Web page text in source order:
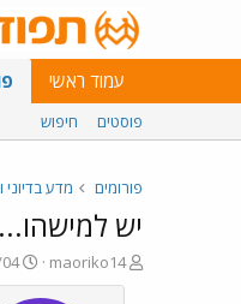
עמוד ראשי
פוסטים חיפוש
פורומים מדע בדיוני
יש
פ
ו
maoriko14
פ
ו